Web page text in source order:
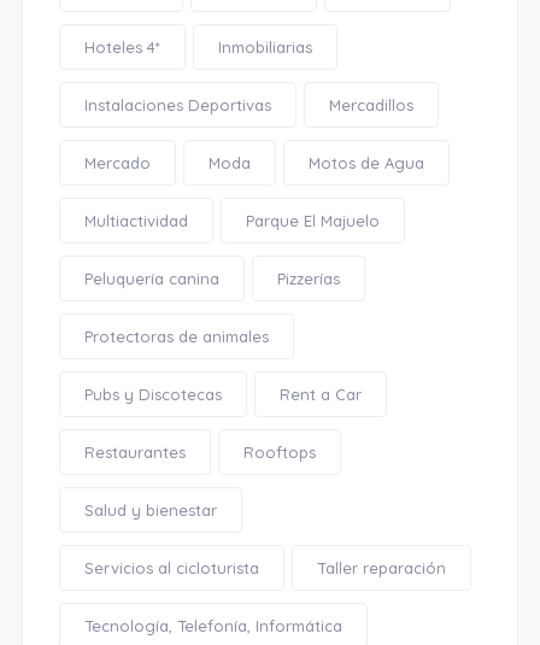
Hoteles 4* Inmobiliarias
Instalaciones Deportivas Mercadillos
Mercado Moda Motos de Agua
Multiactividad Parque El Majuelo
Peluquería canina Pizzerías
Protectoras de animales
Pubs y Discotecas Rent a Car
Restaurantes Rooftops
Salud y bienestar
Servicios al cicloturista Taller reparación
Tecnología, Telefonía, Informática